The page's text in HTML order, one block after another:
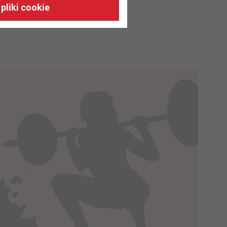
odpowiadać Twoim
je na nasze zlecenie,
oparciu o stosowną podstawę
zbierane są przez naszych
cookie